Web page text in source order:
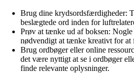
Brug dine krydsordsfærdigheder:
beslægtede ord inden for
Prøv at tænke ud af boksen:
nødvendigt at tænke kreativt for at
Brug ordbøger eller online
det være nyttigt at se i ordbøger
finde relevante oplysninger.